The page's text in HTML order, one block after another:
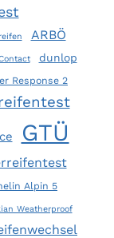
ARBÖ
dunlop
Response 2
GTÜ
Alpin 5
Weatherproof